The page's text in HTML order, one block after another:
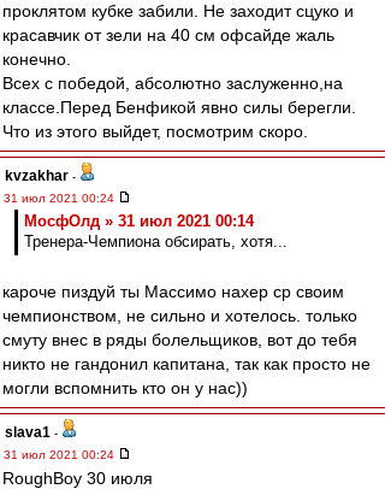
проклятом кубке забили. Не заходит сцуко и
красавчик от зели на 40 см офсайде жаль
конечно.
Всех с победой, абсолютно заслуженно,на
классе.Перед Бенфикой явно силы берегли.
Что из этого выйдет, посмотрим скоро.
kvzakhar -
31 июл 2021 00:24
МосфОлд » 31 июл 2021 00:14
Тренера-Чемпиона обсирать, хотя...
кароче пиздуй ты Массимо нахер ср своим
чемпионством, не сильно и хотелось. только
смуту внес в ряды болельщиков, вот до тебя
никто не гандонил капитана, так как просто не
могли вспомнить кто он у нас))
slava1 -
31 июл 2021 00:24
RoughBoy 30 июля